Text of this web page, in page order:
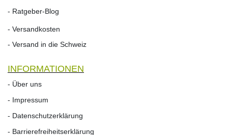
- Ratgeber-Blog
- Versandkosten
- Versand in die Schweiz
INFORMATIONEN
- Über uns
- Impressum
- Datenschutzerklärung
- Barrierefreiheitserklärung